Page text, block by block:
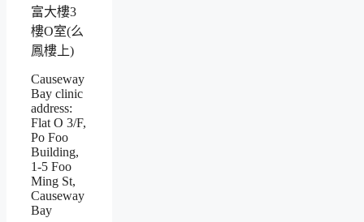
富大樓3
樓O室(么
鳳樓上)
Causeway
Bay clinic
address:
Flat O 3/F,
Po Foo
Building,
1-5 Foo
Ming St,
Causeway
Bay